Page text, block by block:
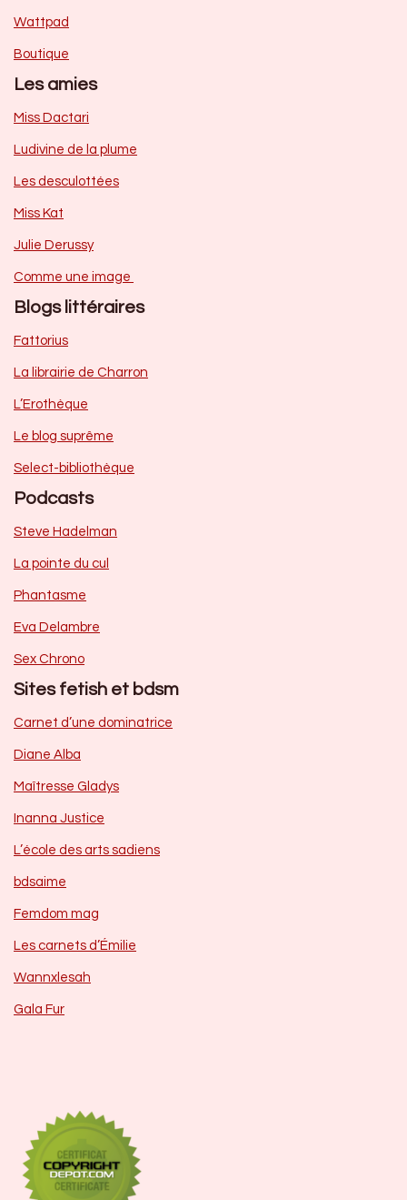
Wattpad
Boutique
Les amies
Miss Dactari
Ludivine de la plume
Les desculottées
Miss Kat
Julie Derussy
Comme une image
Blogs littéraires
Fattorius
La librairie de Charron
L’Erothèque
Le blog suprême
Select-bibliothèque
Podcasts
Steve Hadelman
La pointe du cul
Phantasme
Eva Delambre
Sex Chrono
Sites fetish et bdsm
Carnet d’une dominatrice
Diane Alba
Maîtresse Gladys
Inanna Justice
L’école des arts sadiens
bdsaime
Femdom mag
Les carnets d’Émilie
Wannxlesah
Gala Fur